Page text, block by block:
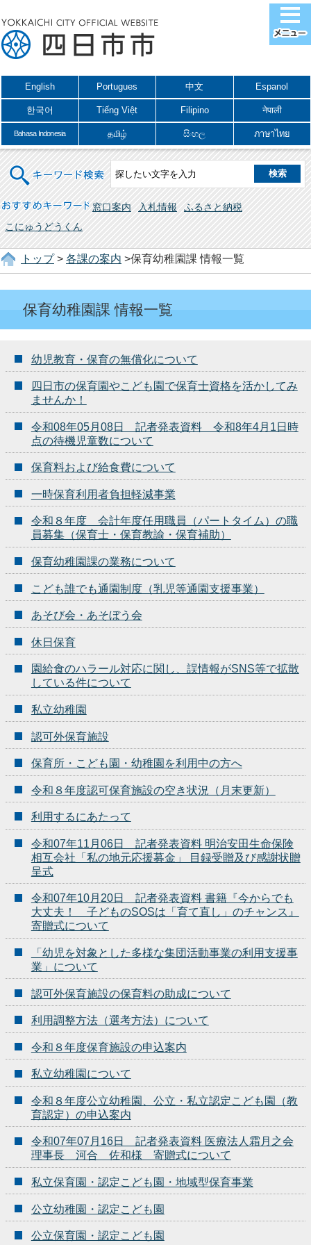
English Portugues 中文 Espanol
한국어 Tiếng Việt Filipino नेपाली
Bahasa Indonesia தமிழ் සිංහල ภาษาไทย
キーワード検索
おすすめキーワード 窓口案内 入札情報
ふるさと納税
こにゅうどうくん
トップ> 各課の案内 >保育幼稚園課 情報一覧
保育幼稚園課 情報一覧
幼児教育・保育の無償化について
四日市の保育園やこども園で保育士資格を活かしてみ
ませんか！
令和08年05月08日 記者発表資料 令和8年4月1日時
点の待機児童数について
保育料および給食費について
一時保育利用者負担軽減事業
令和８年度 会計年度任用職員（パートタイム）の職
員募集（保育士・保育教諭・保育補助）
保育幼稚園課の業務について
こども誰でも通園制度（乳児等通園支援事業）
あそび会・あそぼう会
休日保育
園給食のハラール対応に関し、誤情報がSNS等で拡散
している件について
私立幼稚園
認可外保育施設
保育所・こども園・幼稚園を利用中の方へ
令和８年度認可保育施設の空き状況（月末更新）
利用するにあたって
令和07年11月06日 記者発表資料 明治安田生命保険
相互会社「私の地元応援募金」 目録受贈及び感謝状贈
呈式
令和07年10月20日 記者発表資料 書籍『今からでも
大丈夫！ 子どものSOSは「育て直し」のチャンス』
寄贈式について
「幼児を対象とした多様な集団活動事業の利用支援事
業」について
認可外保育施設の保育料の助成について
利用調整方法（選考方法）について
令和８年度保育施設の申込案内
私立幼稚園について
令和８年度公立幼稚園、公立・私立認定こども園（教
育認定）の申込案内
令和07年07月16日 記者発表資料 医療法人霜月之会
理事長 河合 佐和様 寄贈式について
私立保育園・認定こども園・地域型保育事業
公立幼稚園・認定こども園
公立保育園・認定こども園